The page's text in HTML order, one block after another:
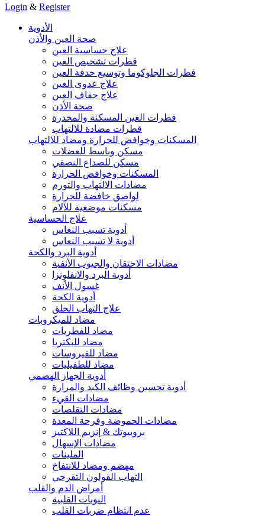
Login & Register
الأدوية
صحة العين والأذن
علاج حساسية العين
قطرات تشخيص العين
قطرات الجلوكوما وتوسيع حدقة العين
علاج عدوى العين
علاج جفاف العين
صحة الأذن
قطرات العين المسكنة والمخدرة
قطرات مضادة للالتهاب
المسكنات وخوافض للحرارة ومضاد للالتهاب
مسكن وباسط للعضلات
مسكن للصداع النصفي
المسكنات وخوافض الحرارة
مضادات الالتهاب والتورم
لواصق خافضة للحرارة
مسكنات موضعية للآلام
علاج الحساسية
أدوية تسبب النعاس
أدوية لا تسبب النعاس
أدوية البرد والكحة
مضادات الاحتقان والجيوب الأنفية
أدوية البرد والانفلونزا
غسول الأنف
أدوية الكحة
علاج التهاب الحلق
مضاد للميكروبات
مضاد للفطريات
مضاد للبكتريا
مضاد للفيروسات
مضاد للطفيليات
أدوية الجهاز الهضمي
أدوية تحسين وظائف الكبد والمرارة
مضادات القيء
مضادات التقلصات
مضادات الحموضة وقرحة المعدة
بروبيوتك & إنزيم اللاكتيز
مضادات الإسهال
الملينات
مهضم ومضاد للانتفاخ
التهاب القولون التقرحي
أمراض الدم والقلب
النوبات القلبية
عدم انتظام ضربات القلب